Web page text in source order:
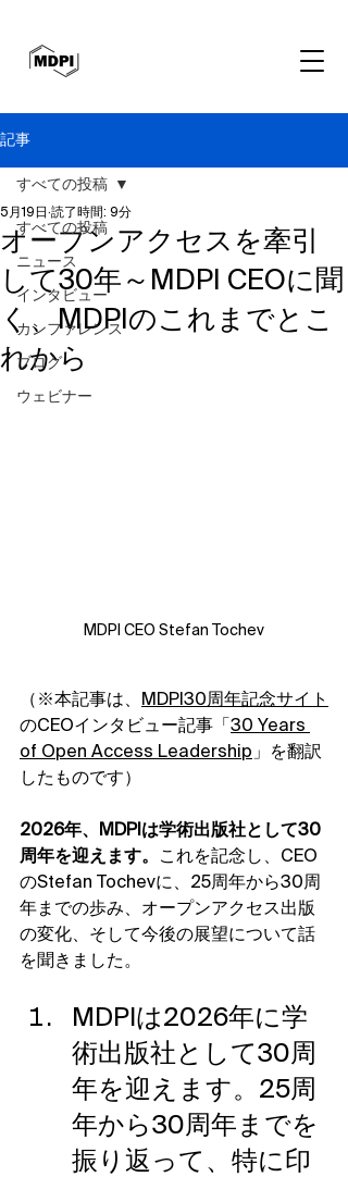
記事
すべての投稿
ニュース
インタビュー
カンファレンス
ブログ
ウェビナー
すべての投稿
オープンアクセスを牽引
して30年～MDPI CEOに聞
く、MDPIのこれまでとこ
れから
5月19日 読了時間: 9分
MDPI CEO Stefan Tochev
（※本記事は、 MDPI30周年記念サイト
のCEOインタビュー記事「 30 Years
of Open Access Leadership」を翻訳
したものです）
2026年、MDPIは学術出版社として30
周年を迎えます。
これを記念し、CEO
のStefan Tochevに、25周年から30周
年までの歩み、オープンアクセス出版
の変化、そして今後の展望について話
を聞きました。
MDPIは2026年に学
術出版社として30周
年を迎えます。25周
年から30周年までを
振り返って、特に印